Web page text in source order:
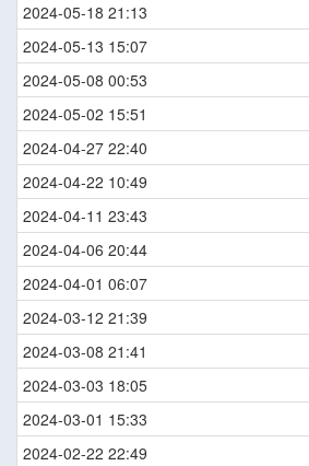
2024-05-18 21:13
2024-05-13 15:07
2024-05-08 00:53
2024-05-02 15:51
2024-04-27 22:40
2024-04-22 10:49
2024-04-11 23:43
2024-04-06 20:44
2024-04-01 06:07
2024-03-12 21:39
2024-03-08 21:41
2024-03-03 18:05
2024-03-01 15:33
2024-02-22 22:49